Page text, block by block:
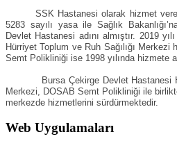
SSK Hastanesi olarak hizmet veren
5283 sayılı yasa ile Sağlık
Devlet Hastanesi adını almıştır. 2019
Hürriyet Toplum ve Ruh Sağılığı Merkezi
Semt Polikliniği ise 1998 yılında hizmete
Bursa Çekirge Devlet Hastanesi
Merkezi, DOSAB Semt Polikliniği ile
merkezde hizmetlerini sürdürmektedir.
Web Uygulamaları